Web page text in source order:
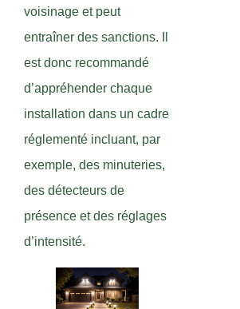
voisinage et peut
entraîner des sanctions. Il
est donc recommandé
d’appréhender chaque
installation dans un cadre
réglementé incluant, par
exemple, des minuteries,
des détecteurs de
présence et des réglages
d’intensité.